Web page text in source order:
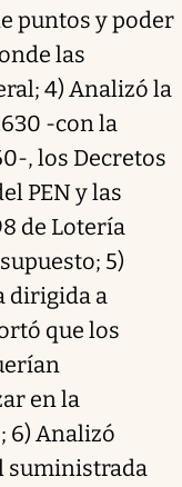
puntos y poder
las
4) Analizó la
-con la
, los Decretos
PEN y las
de Lotería
5)
dirigida a
que los
en la
6) Analizó
suministrada